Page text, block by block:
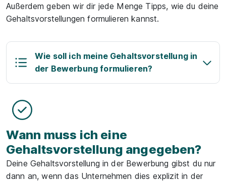
Außerdem geben wir dir jede Menge Tipps, wie du deine
Gehaltsvorstellungen formulieren kannst.
Wie soll ich meine Gehaltsvorstellung in
der Bewerbung formulieren?
Wann muss ich eine
Gehaltsvorstellung angegeben?
Deine Gehaltsvorstellung in der Bewerbung gibst du nur
dann an, wenn das Unternehmen dies explizit in der